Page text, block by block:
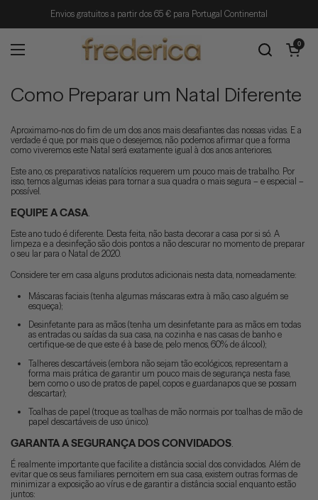
Envios gratuitos a partir dos 65 € para Portugal Continental
Abrir menu
Abrir
0
Como Preparar um Natal Diferente
Aproximamo-nos do fim de um dos anos mais desafiantes das nossas vidas. E a
verdade é que, por mais que o desejemos, não podemos afirmar que a forma
como viveremos este Natal será exatamente igual à dos anos anteriores.
Este ano, os preparativos natalícios requerem um pouco mais de trabalho. Por
isso, temos algumas ideias para tornar a sua quadra o mais segura – e especial –
possível.
EQUIPE A CASA.
Este ano tudo é diferente. Desta feita, não basta decorar a casa por si só. A
limpeza e a desinfeção são dois pontos a não descurar no momento de preparar
o seu lar para o Natal de 2020.
Considere ter em casa alguns produtos adicionais nesta data, nomeadamente:
Máscaras faciais (tenha algumas máscaras extra à mão, caso alguém se
esqueça);
Desinfetante para as mãos (tenha um desinfetante para as mãos em todas
as entradas ou saídas da sua casa, na cozinha e nas casas de banho e
certifique-se de que este é à base de, pelo menos, 60% de álcool);
Talheres descartáveis (embora não sejam tão ecológicos, representam a
forma mais prática de garantir um pouco mais de segurança nesta fase,
bem como o uso de pratos de papel, copos e guardanapos que se possam
descartar);
Toalhas de papel (troque as toalhas de mão normais por toalhas de mão de
papel descartáveis ​​de uso único).
GARANTA ASEGURANÇA DOS CONVIDADOS.
É realmente importante que facilite a distância social dos convidados. Além de
evitar que os seus familiares pernoitem em sua casa, existem outras formas de
minimizar a exposição ao vírus e de garantir a distância social enquanto estão
juntos: